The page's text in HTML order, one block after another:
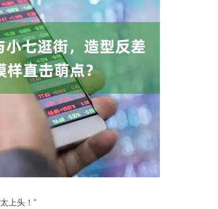
上头！”